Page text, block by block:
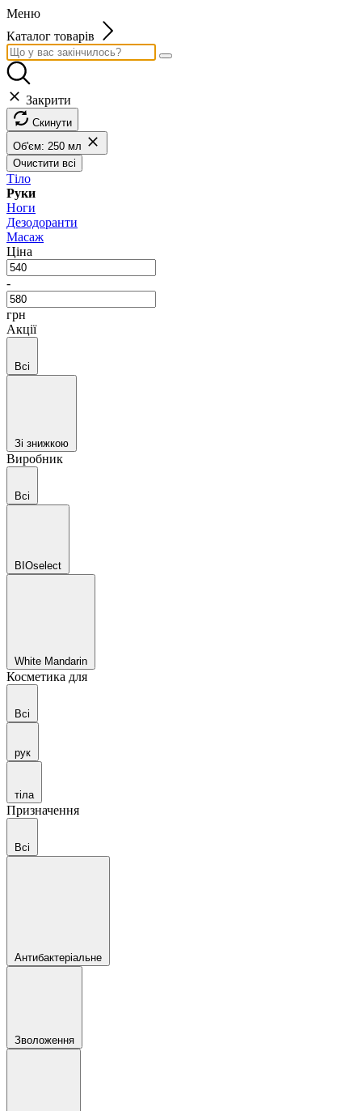
Меню
Каталог товарів
Закрити
Скинути
Об'єм: 250 мл
Очистити всі
Тіло
Руки
Ноги
Дезодоранти
Масаж
Ціна
-
грн
Акції
Всі
Зі знижкою
Виробник
Всі
BIOselect
White Mandarin
Косметика для
Всі
рук
тіла
Призначення
Всі
Антибактеріальне
Зволоження